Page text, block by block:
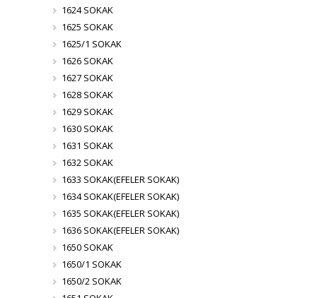
1624 SOKAK
1625 SOKAK
1625/1 SOKAK
1626 SOKAK
1627 SOKAK
1628 SOKAK
1629 SOKAK
1630 SOKAK
1631 SOKAK
1632 SOKAK
1633 SOKAK(EFELER SOKAK)
1634 SOKAK(EFELER SOKAK)
1635 SOKAK(EFELER SOKAK)
1636 SOKAK(EFELER SOKAK)
1650 SOKAK
1650/1 SOKAK
1650/2 SOKAK